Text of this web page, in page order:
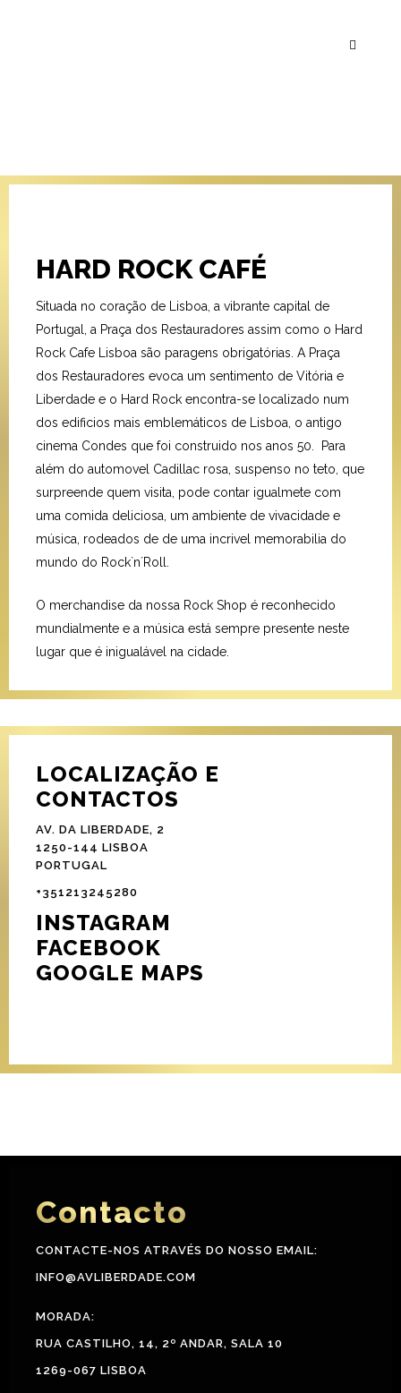
HARD ROCK CAFÉ
Situada no coração de Lisboa, a vibrante capital de
Portugal, a Praça dos Restauradores assim como o Hard
Rock Cafe Lisboa são paragens obrigatórias. A Praça
dos Restauradores evoca um sentimento de Vitória e
Liberdade e o Hard Rock encontra-se localizado num
dos edificios mais emblemáticos de Lisboa, o antigo
cinema Condes que foi construido nos anos 50. Para
além do automovel Cadillac rosa, suspenso no teto, que
surpreende quem visita, pode contar igualmete com
uma comida deliciosa, um ambiente de vivacidade e
música, rodeados de de uma incrivel memorabilia do
mundo do Rock`n´Roll.
O merchandise da nossa Rock Shop é reconhecido
mundialmente e a música está sempre presente neste
lugar que é inigualável na cidade.
LOCALIZAÇÃO E
CONTACTOS
AV. DA LIBERDADE, 2
1250-144 LISBOA
PORTUGAL
+351213245280
INSTAGRAM
FACEBOOK
GOOGLE MAPS
Contacto
CONTACTE-NOS ATRAVÉS DO NOSSO EMAIL:
INFO@AVLIBERDADE.COM
MORADA:
RUA CASTILHO, 14, 2º ANDAR, SALA 10
1269-067 LISBOA